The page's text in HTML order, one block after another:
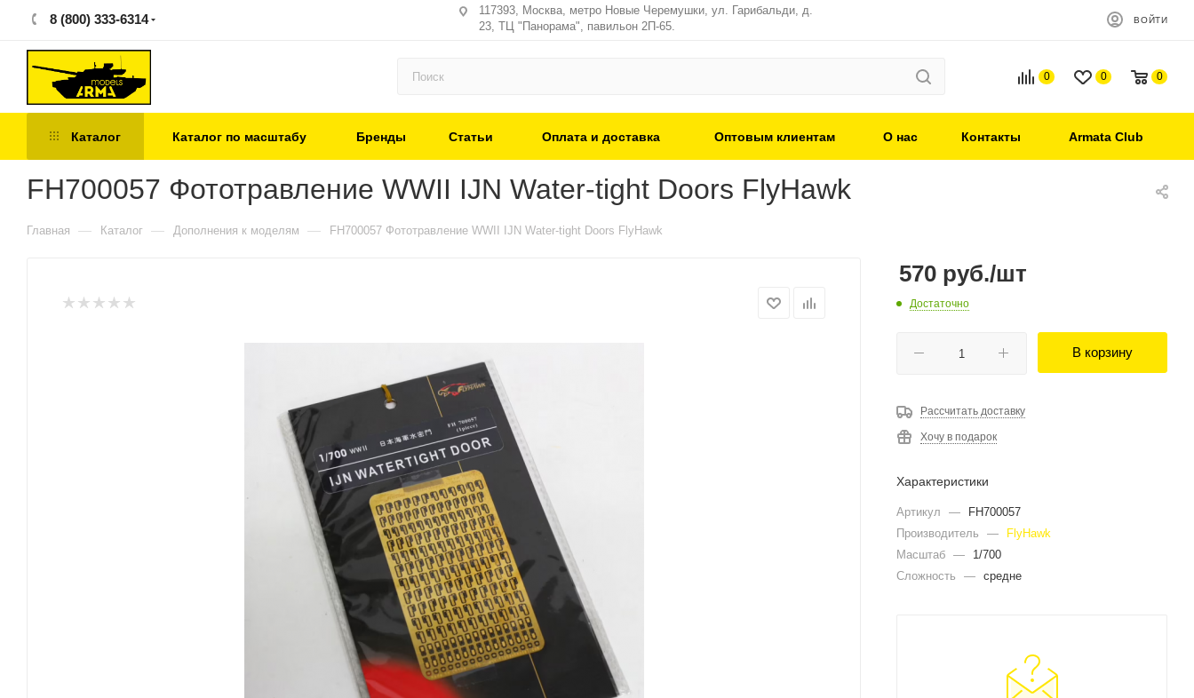
8 (800) 333-6314
117393, Москва, метро Новые Черемушки, ул. Гарибальди, д.
23, ТЦ "Панорама", павильон 2П-65.
ВОЙТИ
0 0 0
Каталог Каталог по масштабу Бренды Статьи Оплата и доставка Оптовым клиентам О нас Контакты Armata Club
FH700057 Фототравление WWII IJN Water-tight Doors FlyHawk
Главная — Каталог — Дополнения к моделям — FH700057 Фототравление WWII IJN Water-tight Doors FlyHawk
570 руб./шт
Достаточно
В корзину
Рассчитать доставку
Хочу в подарок
Характеристики
Артикул —
FH700057
Производитель
—
FlyHawk
Масштаб —
1/700
Сложность
— средне